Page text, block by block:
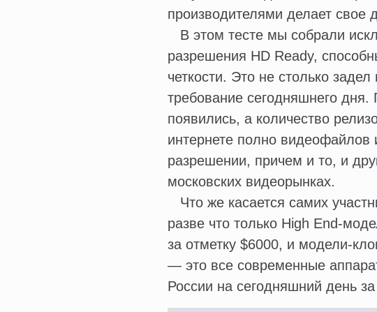
производителями делает свое
В этом тесте мы собрали
разрешения HD Ready,
четкости. Это не столько
требование сегодняшнего
появились, а количество
интернете полно
разрешении, причем и то, и
московских видеорынках.
Что же касается самих
разве что только High End-
за отметку $6000, и модели-
— это все современные
России на сегодняшний день